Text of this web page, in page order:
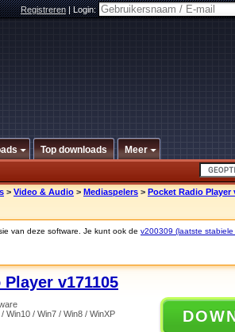
Registreren|Login:
Top downloads Meer
> Video & Audio > Mediaspelers > Pocket Radio Player
van deze software. Je kunt ook de v200309 (laatste stabiele
v171105
Win10 / Win7 / Win8 / WinXP